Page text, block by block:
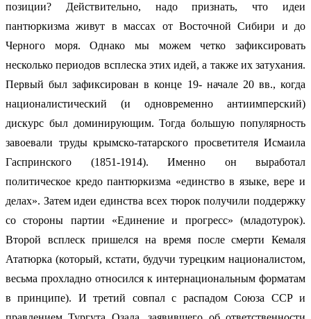
позиции? Действительно, надо признать, что идеи
пантюркизма живут в массах от Восточной Сибири и до
Черного моря. Однако мы можем четко зафиксировать
несколько периодов всплеска этих идей, а также их затухания.
Первый был зафиксирован в конце 19- начале 20 вв., когда
националистический (и одновременно антиимперский)
дискурс был доминирующим. Тогда большую популярность
завоевали труды крымско-татарского просветителя Исмаила
Гаспринского (1851-1914). Именно он выработал
политическое кредо пантюркизма «единство в языке, вере и
делах». Затем идеи единства всех тюрок получили поддержку
со стороны партии «Единение и прогресс» (младотурок).
Второй всплеск пришелся на время после смерти Кемаля
Ататюрка (который, кстати, будучи турецким националистом,
весьма прохладно относился к интернациональным форматам
в принципе). И третий совпал с распадом Союза ССР и